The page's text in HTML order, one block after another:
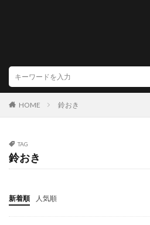
HOME 鈴おき
TAG
鈴おき
新着順 人気順